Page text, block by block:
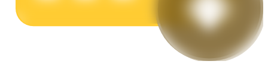
Power Piggy
Günlük rekabetçi ödüller kazanın